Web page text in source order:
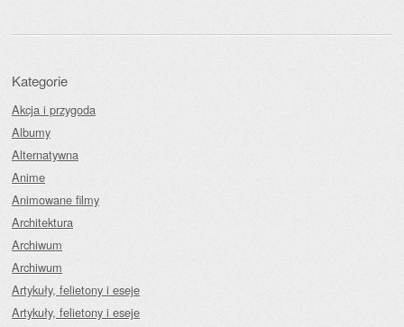
Kategorie
Akcja i przygoda
Albumy
Alternatywna
Anime
Animowane filmy
Architektura
Archiwum
Archiwum
Artykuły, felietony i eseje
Artykuły, felietony i eseje